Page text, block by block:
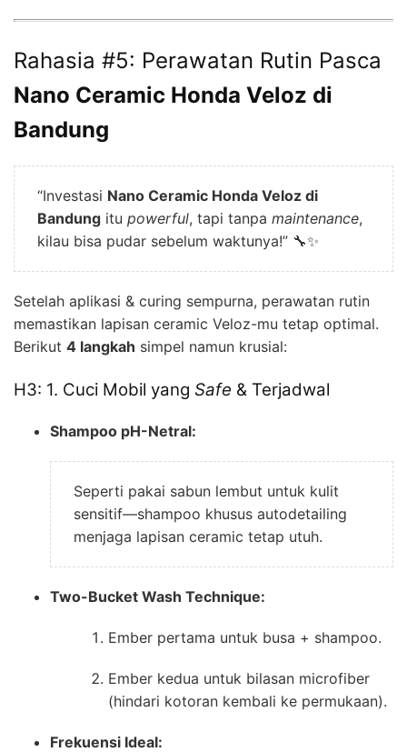
Rahasia #5: Perawatan Rutin Pasca
Nano Ceramic Honda Veloz di
Bandung
“Investasi Nano Ceramic Honda Veloz di
Bandung itu powerful, tapi tanpa maintenance,
kilau bisa pudar sebelum waktunya!” 🔧✨
Setelah aplikasi & curing sempurna, perawatan rutin
memastikan lapisan ceramic Veloz-mu tetap optimal.
Berikut 4 langkah simpel namun krusial:
H3: 1. Cuci Mobil yang Safe & Terjadwal
Shampoo pH-Netral:
Seperti pakai sabun lembut untuk kulit
sensitif—shampoo khusus autodetailing
menjaga lapisan ceramic tetap utuh.
Two-Bucket Wash Technique:
Ember pertama untuk busa + shampoo.
Ember kedua untuk bilasan microfiber
(hindari kotoran kembali ke permukaan).
Frekuensi Ideal: